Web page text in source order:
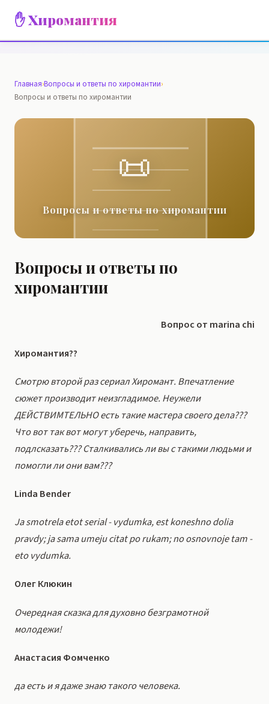
✋ Хиромантия
Главная›Вопросы и ответы по хиромантии›
Вопросы и ответы по хиромантии
📜
Вопросы и ответы по хиромантии
Вопросы и ответы по
хиромантии
Вопрос от marina chi
Хиромантия??
Смотрю второй раз сериал Хиромант. Впечатление
сюжет производит неизгладимое. Неужели
ДЕЙСТВИМТЕЛЬНО есть такие мастера своего дела???
Что вот так вот могут уберечь, направить,
подлсказать??? Сталкивались ли вы с такими людьми и
помогли ли они вам???
Linda Bender
Ja smotrela etot serial - vydumka, est koneshno dolia
pravdy; ja sama umeju citat po rukam; no osnovnoje tam -
eto vydumka.
Олег Клюкин
Очередная сказка для духовно безграмотной
молодежи!
Анастасия Фомченко
да есть и я даже знаю такого человека.